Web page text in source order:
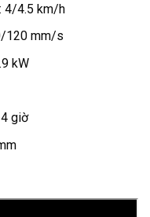
4/4.5 km/h
120 mm/s
kW
giờ